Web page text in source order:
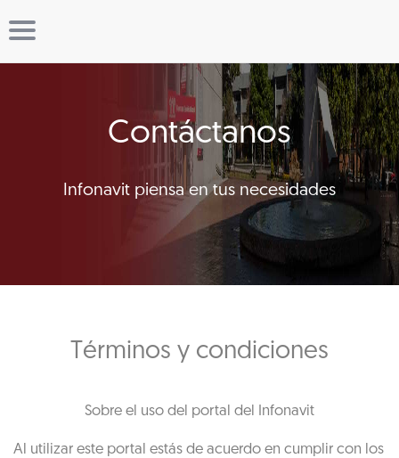
Contáctanos
Infonavit piensa en tus necesidades
Términos y condiciones
Sobre el uso del portal del Infonavit
Al utilizar este portal estás de acuerdo en cumplir con los